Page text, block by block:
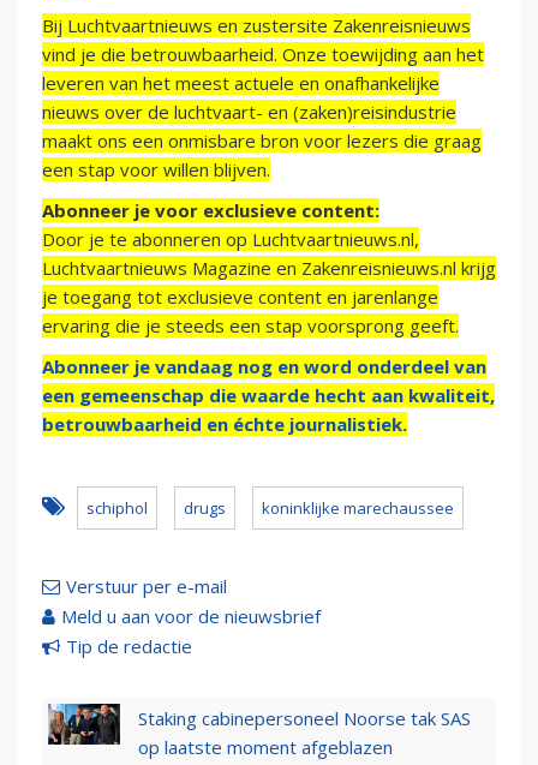
Bij Luchtvaartnieuws en zustersite Zakenreisnieuws
vind je die betrouwbaarheid. Onze toewijding aan het
leveren van het meest actuele en onafhankelijke
nieuws over de luchtvaart- en (zaken)reisindustrie
maakt ons een onmisbare bron voor lezers die graag
een stap voor willen blijven.
Abonneer je voor exclusieve content:
Door je te abonneren op Luchtvaartnieuws.nl,
Luchtvaartnieuws Magazine en Zakenreisnieuws.nl krijg
je toegang tot exclusieve content en jarenlange
ervaring die je steeds een stap voorsprong geeft.
Abonneer je vandaag nog en word onderdeel van
een gemeenschap die waarde hecht aan kwaliteit,
betrouwbaarheid en échte journalistiek.
schiphol drugs koninklijke marechaussee
Verstuur per e-mail
Meld u aan voor de nieuwsbrief
Tip de redactie
Staking cabinepersoneel Noorse tak SAS
op laatste moment afgeblazen